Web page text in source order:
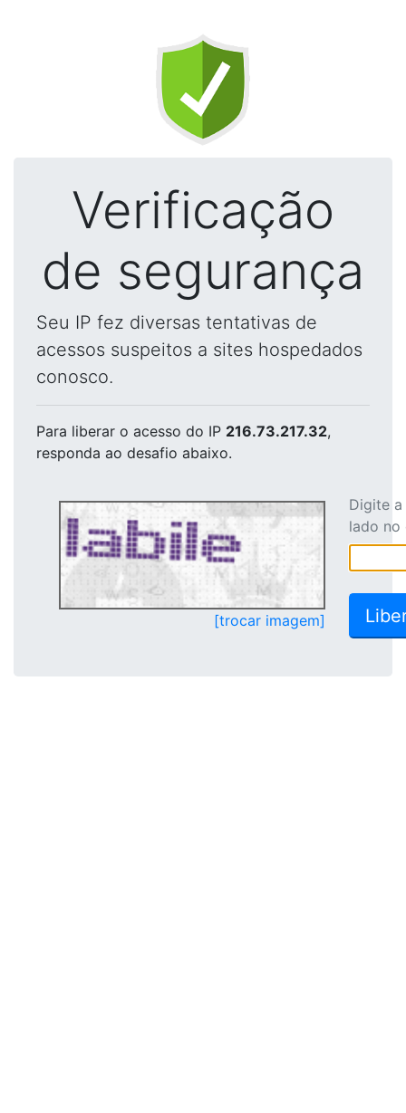
Verificação
de segurança
Seu IP fez diversas tentativas de
acessos suspeitos a sites hospedados
conosco.
Para liberar o acesso do IP 216.73.217.32,
responda ao desafio abaixo.
[trocar imagem]
Digite
lado no